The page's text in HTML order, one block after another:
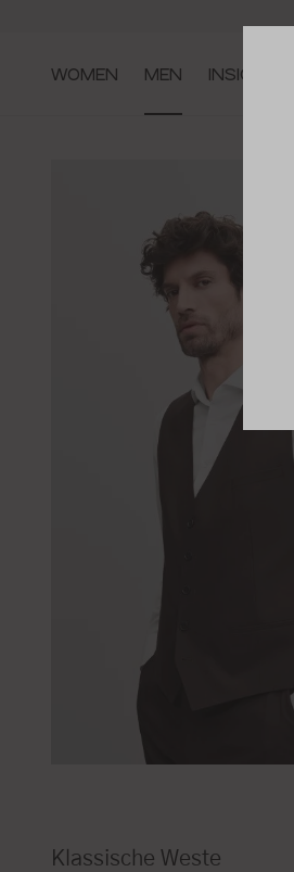
Zur Hauptnavigation springen
WOMEN MEN INSIGHTS
Klassische Weste